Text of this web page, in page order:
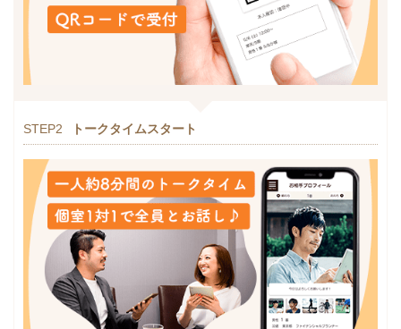
STEP2 トークタイムスタート